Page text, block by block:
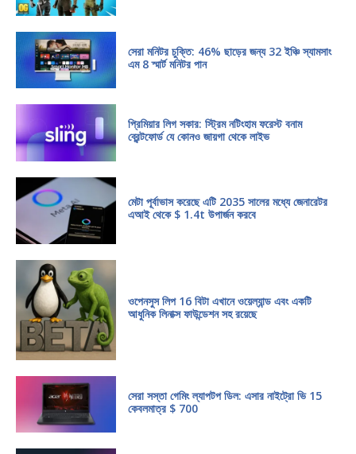
সেরা মনিটর চুক্তি: 46% ছাড়ের জন্য 32 ইঞ্চি স্যামসাং
এম 8 স্মার্ট মনিটর পান
প্রিমিয়ার লিগ সকার: স্ট্রিম নটিংহাম ফরেস্ট বনাম
ব্রেন্টফোর্ড যে কোনও জায়গা থেকে লাইভ
মেটা পূর্বাভাস করেছে এটি 2035 সালের মধ্যে জেনারেটর
এআই থেকে $ 1.4t উপার্জন করবে
ওপেনসুস লিপ 16 বিটা এখানে ওয়েল্যান্ড এবং একটি
আধুনিক লিনাক্স ফাউন্ডেশন সহ রয়েছে
সেরা সস্তা গেমিং ল্যাপটপ ডিল: এসার নাইট্রো ভি 15
কেবলমাত্র $ 700